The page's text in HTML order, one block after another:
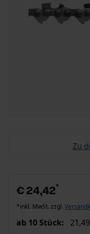
Zu
€ 24,42*
*inkl. MwSt. zzgl.
ab 10 Stück: